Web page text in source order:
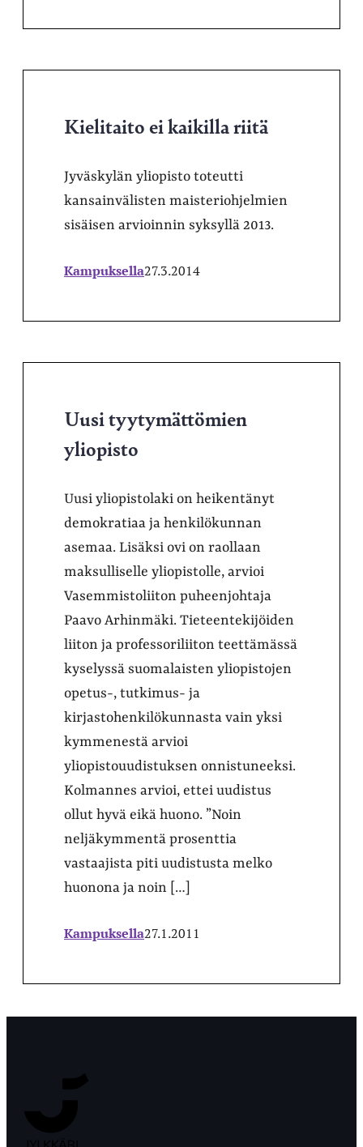
Kielitaito ei kaikilla riitä
Jyväskylän yliopisto toteutti
kansainvälisten maisteriohjelmien
sisäisen arvioinnin syksyllä 2013.
Kampuksella27.3.2014
Uusi tyytymättömien
yliopisto
Uusi yliopistolaki on heikentänyt
demokratiaa ja henkilökunnan
asemaa. Lisäksi ovi on raollaan
maksulliselle yliopistolle, arvioi
Vasemmistoliiton puheenjohtaja
Paavo Arhinmäki. Tieteentekijöiden
liiton ja professoriliiton teettämässä
kyselyssä suomalaisten yliopistojen
opetus-, tutkimus- ja
kirjastohenkilökunnasta vain yksi
kymmenestä arvioi
yliopistouudistuksen onnistuneeksi.
Kolmannes arvioi, ettei uudistus
ollut hyvä eikä huono. ”Noin
neljäkymmentä prosenttia
vastaajista piti uudistusta melko
huonona ja noin […]
Kampuksella27.1.2011